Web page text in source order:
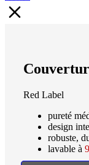
Red Label
pureté
design
robuste,
lavable à